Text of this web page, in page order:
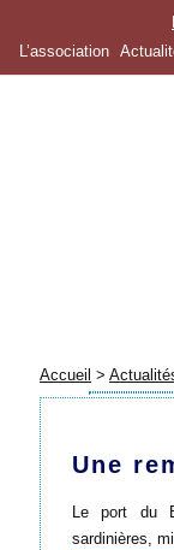
L’association
Accueil >
Une
Le port du
sardinières,